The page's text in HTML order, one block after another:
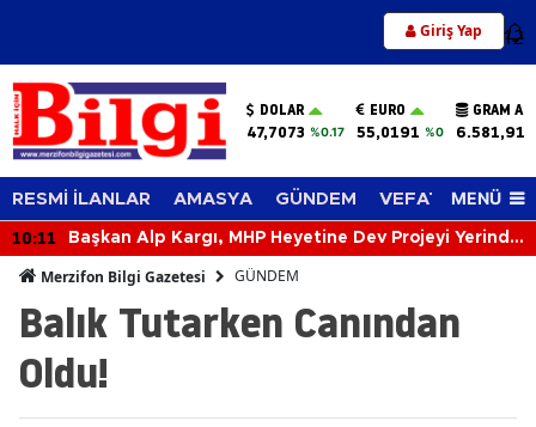
Giriş Yap 12
DOLAR
47,7073 %0.17
EURO
55,0191 %0
GRAM
6.581,91
RESMİ İLANLAR AMASYA GÜNDEM VEFAT EDENLER
MENÜ
10:11
Başkan Alp Kargı, MHP Heyetine Dev Projeyi Yerinde
Merzifon Bilgi Gazetesi GÜNDEM
Balık Tutarken Canından
Oldu!